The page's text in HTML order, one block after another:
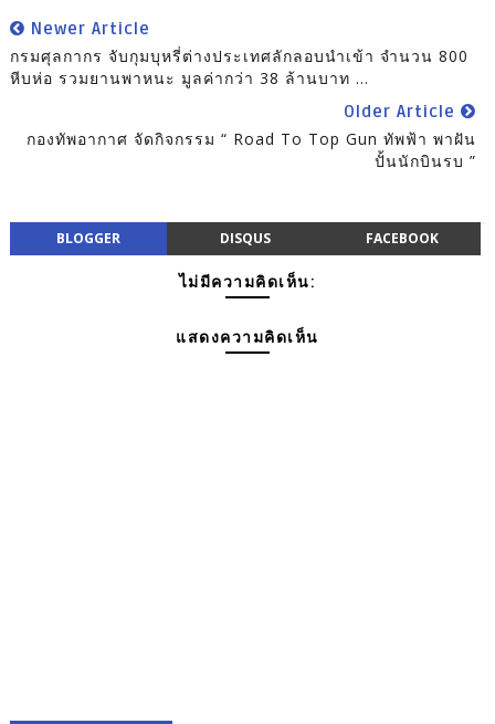
Newer Article
กรมศุลกากร จับกุมบุหรี่ต่างประเทศลักลอบนำเข้า จำนวน 800
หีบห่อ รวมยานพาหนะ มูลค่ากว่า 38 ล้านบาท ...
Older Article
กองทัพอากาศ จัดกิจกรรม “ Road To Top Gun ทัพฟ้า พาฝัน
ปั้นนักบินรบ ”
BLOGGER DISQUS FACEBOOK
ไม่มีความคิดเห็น:
แสดงความคิดเห็น